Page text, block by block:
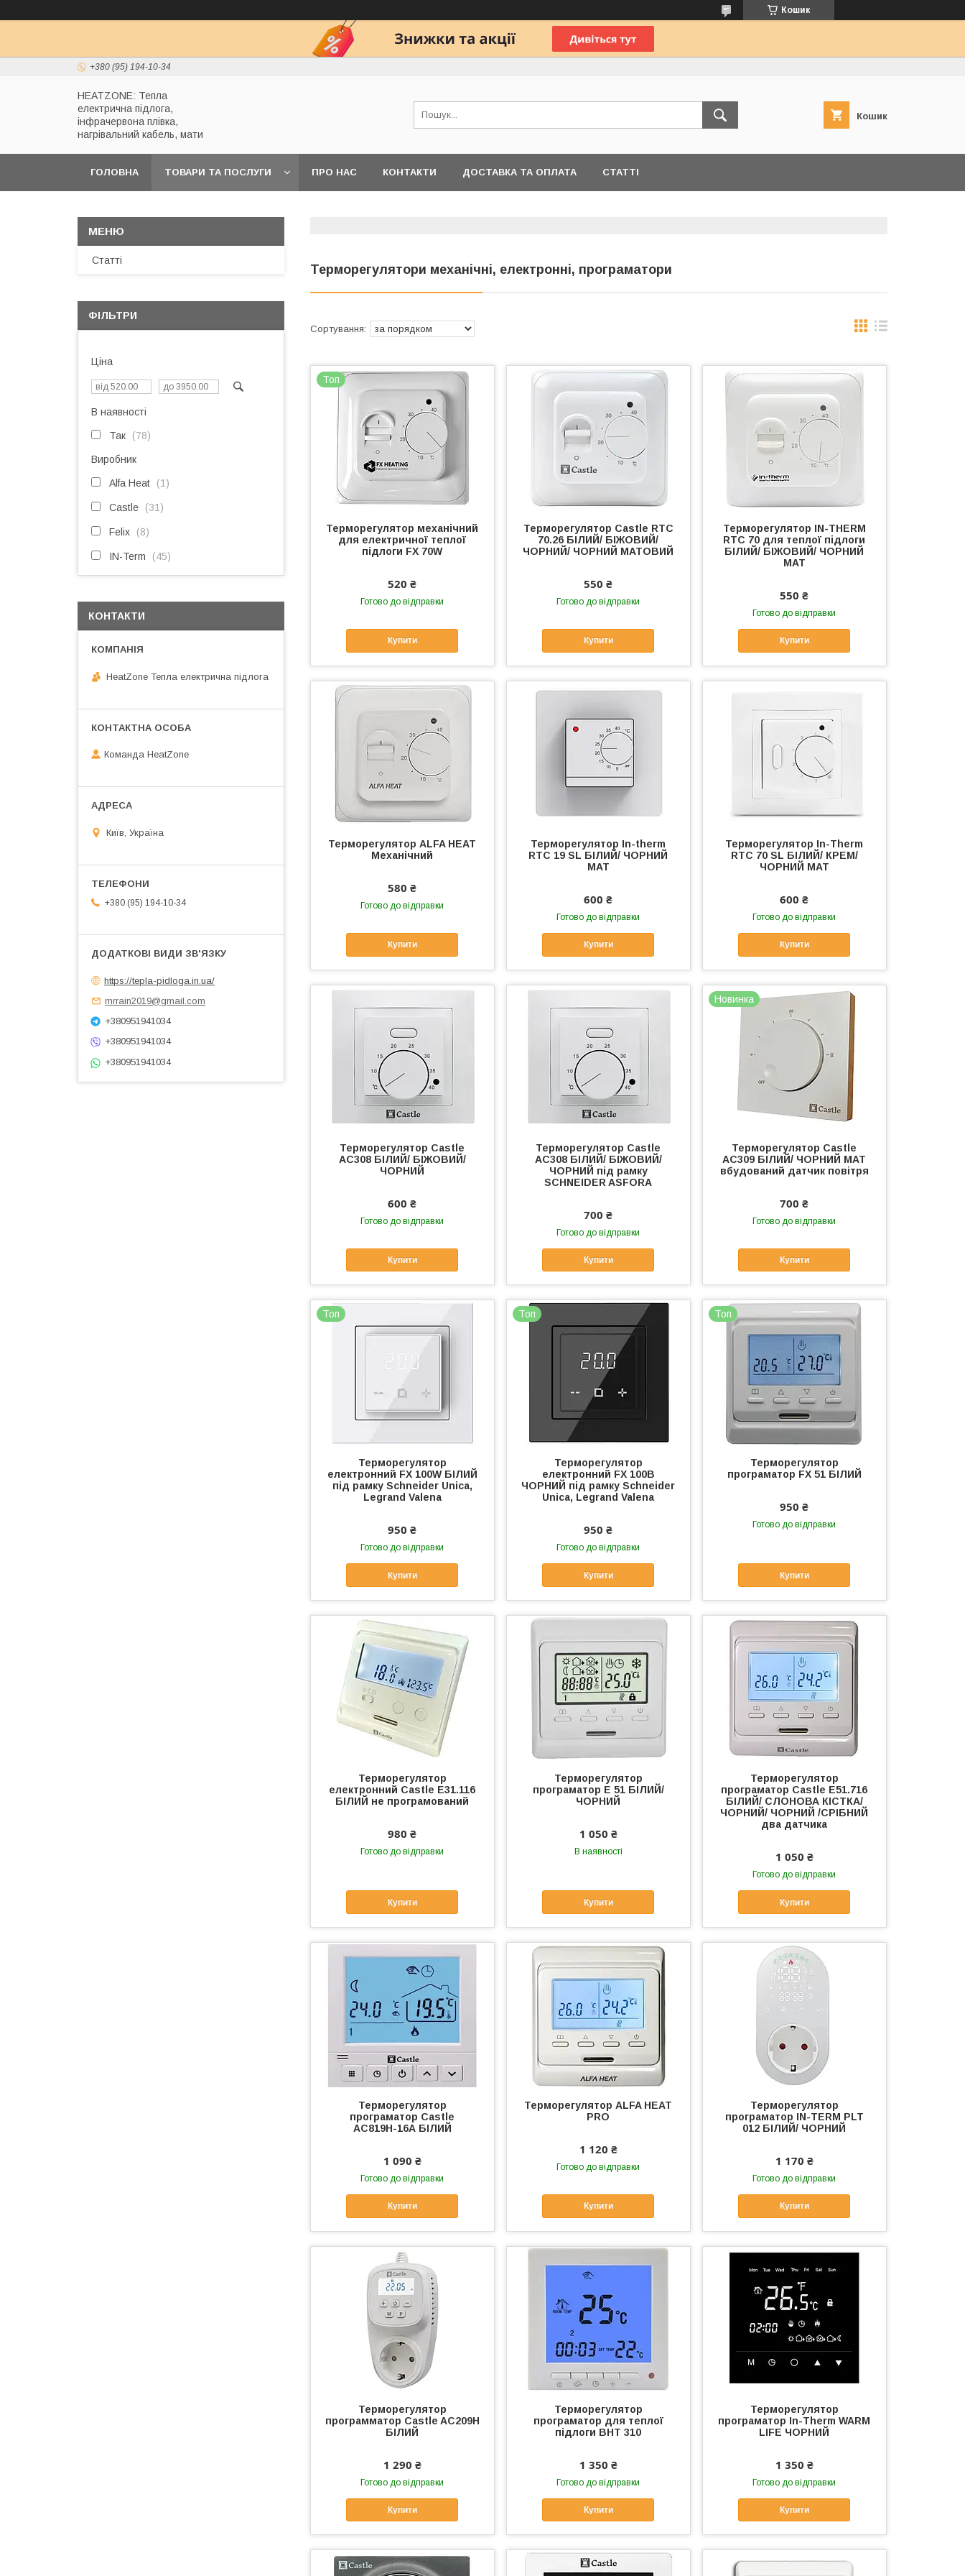
Кошик
+380 (95) 194-10-34
HEATZONE: Тепла
електрична підлога,
інфрачервона плівка,
нагрівальний кабель, мати
Кошик
ГОЛОВНА ТОВАРИ ТА ПОСЛУГИ ПРО НАС КОНТАКТИ ДОСТАВКА ТА ОПЛАТА СТАТТІ
Терморегулятори механічні, електронні, програматори
Топ
Терморегулятор механічний
для електричної теплої
підлоги FX 70W
520 ₴
Готово до відправки
Купити
Терморегулятор Castle RTC
70.26 БІЛИЙ/ БІЖОВИЙ/
ЧОРНИЙ/ ЧОРНИЙ МАТОВИЙ
550 ₴
Готово до відправки
Купити
Терморегулятор IN-THERM
RTC 70 для теплої підлоги
БІЛИЙ/ БІЖОВИЙ/ ЧОРНИЙ
МАТ
550 ₴
Готово до відправки
Купити
Терморегулятор ALFA HEAT
Механічний
580 ₴
Готово до відправки
Купити
Терморегулятор In-therm
RTC 19 SL БІЛИЙ/ ЧОРНИЙ
МАТ
600 ₴
Готово до відправки
Купити
Терморегулятор In-Therm
RTC 70 SL БІЛИЙ/ КРЕМ/
ЧОРНИЙ МАТ
600 ₴
Готово до відправки
Купити
Терморегулятор Castle
AC308 БІЛИЙ/ БІЖОВИЙ/
ЧОРНИЙ
600 ₴
Готово до відправки
Купити
Терморегулятор Castle
AC308 БІЛИЙ/ БІЖОВИЙ/
ЧОРНИЙ під рамку
SCHNEIDER ASFORA
700 ₴
Готово до відправки
Купити
Новинка
Терморегулятор Castle
AC309 БІЛИЙ/ ЧОРНИЙ МАТ
вбудований датчик повітря
700 ₴
Готово до відправки
Купити
Топ
Терморегулятор
електронний FX 100W БІЛИЙ
під рамку Schneider Unica,
Legrand Valena
950 ₴
Готово до відправки
Купити
Топ
Терморегулятор
електронний FX 100B
ЧОРНИЙ під рамку Schneider
Unica, Legrand Valena
950 ₴
Готово до відправки
Купити
Топ
Терморегулятор
програматор FX 51 БІЛИЙ
950 ₴
Готово до відправки
Купити
Терморегулятор
електронний Castle E31.116
БІЛИЙ не програмований
980 ₴
Готово до відправки
Купити
Терморегулятор
програматор E 51 БІЛИЙ/
ЧОРНИЙ
1 050 ₴
В наявності
Купити
Терморегулятор
програматор Сastle E51.716
БІЛИЙ/ СЛОНОВА КІСТКА/
ЧОРНИЙ/ ЧОРНИЙ /СРІБНИЙ
два датчика
1 050 ₴
Готово до відправки
Купити
Терморегулятор
програматор Castle
АС819Н-16А БІЛИЙ
1 090 ₴
Готово до відправки
Купити
Терморегулятор ALFA HEAT
PRO
1 120 ₴
Готово до відправки
Купити
Терморегулятор
програматор IN-TERM PLT
012 БІЛИЙ/ ЧОРНИЙ
1 170 ₴
Готово до відправки
Купити
Терморегулятор
программатор Castle AC209H
БІЛИЙ
1 290 ₴
Готово до відправки
Купити
Терморегулятор
програматор для теплої
підлоги BHT 310
1 350 ₴
Готово до відправки
Купити
Терморегулятор
програматор In-Therm WARM
LIFE ЧОРНИЙ
1 350 ₴
Готово до відправки
Купити
Статті
ФІЛЬТРИ
Ціна
В наявності
Так 78
Виробник
Alfa Heat 1
Castle 31
Felix 8
IN-Term 45
КОНТАКТИ
HeatZone Тепла електрична підлога
Команда HeatZone
Київ, Україна
+380 (95) 194-10-34
https://tepla-pidloga.in.ua/
mrrain2019@gmail.com
+380951941034
+380951941034
+380951941034